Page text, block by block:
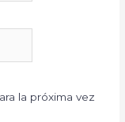
la próxima vez